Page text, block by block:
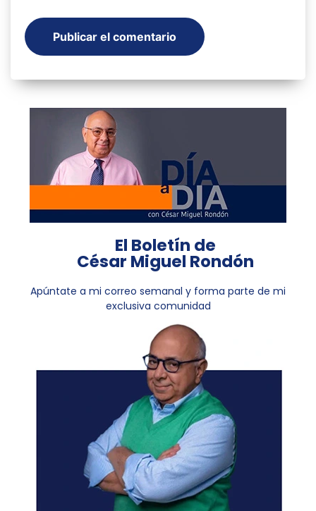
El Boletín de
César Miguel Rondón
Apúntate a mi correo semanal y forma parte de mi
exclusiva comunidad